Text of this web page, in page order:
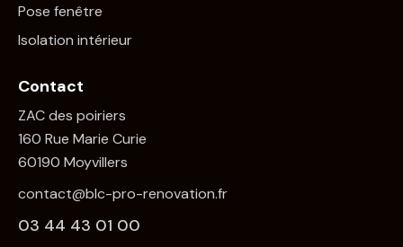
Pose fenêtre
Isolation intérieur
Contact
ZAC des poiriers
160 Rue Marie Curie
60190 Moyvillers
contact@blc-pro-renovation.fr
03 44 43 01 00